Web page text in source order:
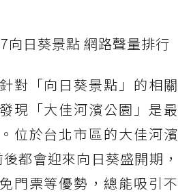
日葵景點 網路聲量排行
對「向日葵景點」的相關
現「大佳河濱公園」是最
位於台北市區的大佳河濱
都會迎來向日葵盛開期，
門票等優勢，總能吸引不